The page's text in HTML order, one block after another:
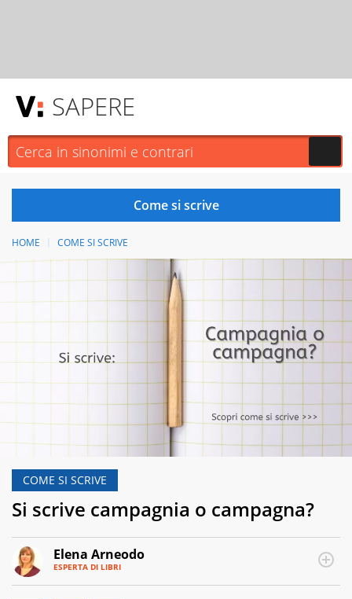
SAPERE
HOME COME SI SCRIVE
COME SI SCRIVE
Si scrive campagnia o campagna?
Elena Arneodo
ESPERTA DI LIBRI
MAIL